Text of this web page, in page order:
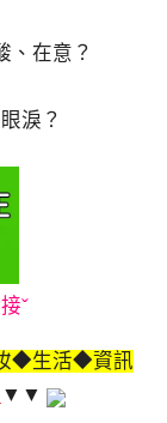
在意？
淚？
ˇ
◆生活◆資訊
▼▼